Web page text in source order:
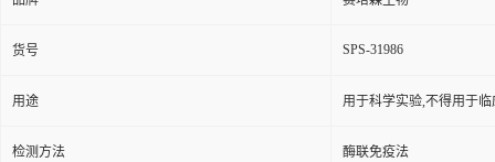
货号 SPS-31986
用途 用于科学实验,不得用于临
检测方法 酶联免疫法